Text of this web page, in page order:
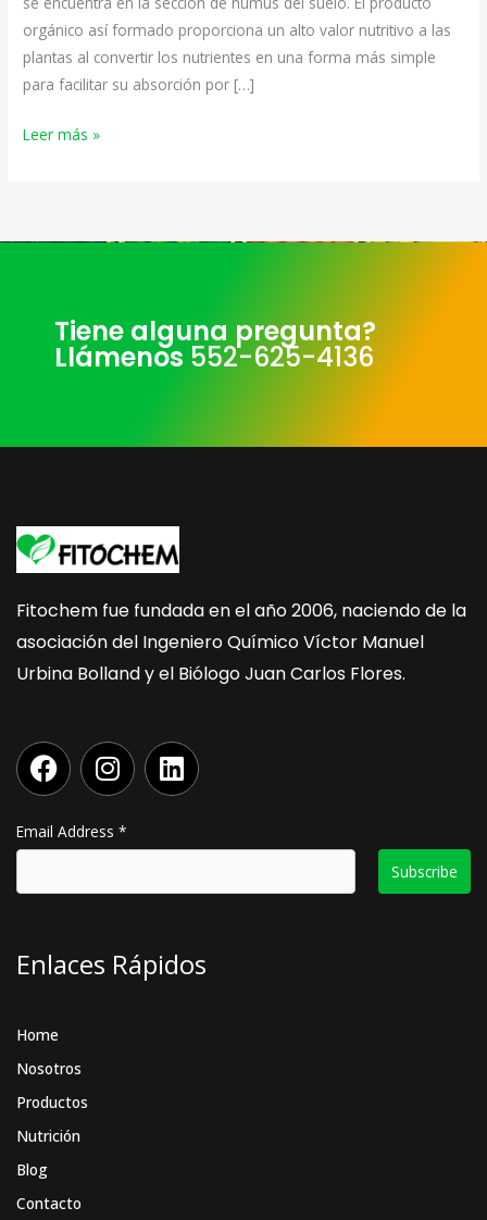
orgánico así formado proporciona un alto valor nutritivo a las
plantas al convertir los nutrientes en una forma más simple
para facilitar su absorción por […]
plantas?
Leer más »
Tiene alguna pregunta?
Llámenos 552-625-4136
Fitochem fue fundada en el año 2006, naciendo de la
asociación del Ingeniero Químico Víctor Manuel
Urbina Bolland y el Biólogo Juan Carlos Flores.
F
a
c
e
b
o
I
n
s
t
a
g
m
L
i
n
e
d
Email Address *
Enlaces Rápidos
Home
Nosotros
Productos
Nutrición
Blog
Contacto